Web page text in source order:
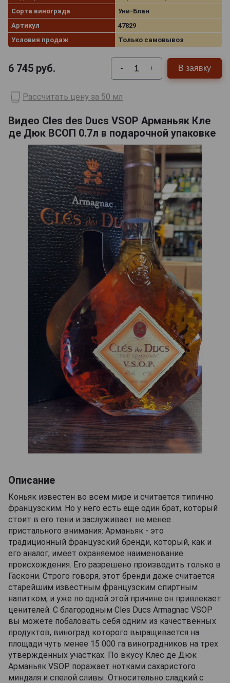
Сорта винограда
Уни-Блан
Артикул
47829
Условия продаж
Только самовывоз
6 745 руб. - + В заявку
Рассчитать цену за 50 мл
Видео Cles des Ducs VSOP Арманьяк Кле
де Дюк ВСОП 0.7л в подарочной упаковке
Описание
Коньяк известен во всем мире и считается типично
французским. Но у него есть еще один брат, который
стоит в его тени и заслуживает не менее
пристального внимания: Арманьяк - это
традиционный французский бренди, который, как и
его аналог, имеет охраняемое наименование
происхождения. Его разрешено производить только в
Гаскони. Строго говоря, этот бренди даже считается
старейшим известным французским спиртным
напитком, и уже по одной этой причине он привлекает
ценителей. С благородным Cles Ducs Armagnac VSOP
вы можете побаловать себя одним из качественных
продуктов, виноград которого выращивается на
площади чуть менее 15 000 га виноградников на трех
утвержденных участках. По вкусу Клес де Дюк
Арманьяк VSOP поражает нотками сахаристого
миндаля и спелой сливы. Относительно сладкий с